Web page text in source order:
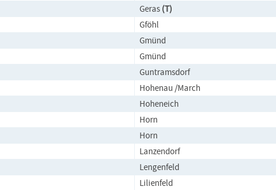
Geras (T)
Gföhl
Gmünd
Gmünd
Guntramsdorf
Hohenau /March
Hoheneich
Horn
Horn
Lanzendorf
Lengenfeld
Lilienfeld